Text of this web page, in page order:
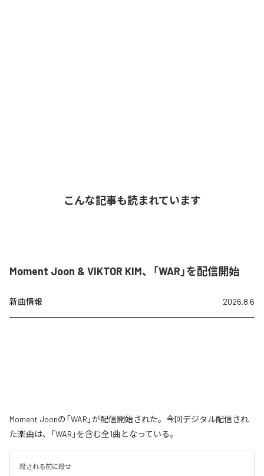
こんな記事も読まれています
Moment Joon & VIKTOR KIM、「WAR」を配信開始
新曲情報 2026.8.6
Moment Joonの「WAR」が配信開始された。今回デジタル配信され
た楽曲は、「WAR」を含む全1曲となっている。
殺される前に殺せ